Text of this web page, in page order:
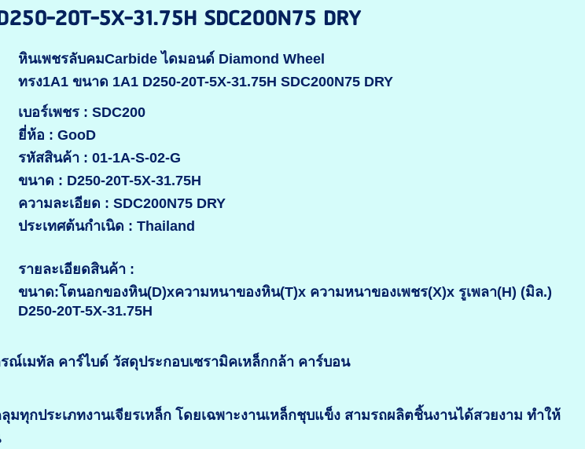
20T-5X-31.75H SDC200N75 DRY
หินเพชรลับคมCarbide ไดมอนด์ Diamond Wheel
ทรง1A1 ขนาด 1A1 D250-20T-5X-31.75H SDC200N75 DRY
เบอร์เพชร : SDC200
ยี่ห้อ : GooD
รหัสสินค้า : 01-1A-S-02-G
ขนาด : D250-20T-5X-31.75H
ความละเอียด : SDC200N75 DRY
ประเทศต้นกำเนิด : Thailand
รายละเอียดสินค้า :
ขนาด:โตนอกของหิน(D)xความหนาของหิน(T)x ความหนาของเพชร(X)x รูเพลา(H) (มิล.)
D250-20T-5X-31.75H
ณ์เมทัล คาร์ไบด์ วัสดุประกอบเซรามิคเหล็กกล้า คาร์บอน
มทุกประเภทงานเจียรเหล็ก โดยเฉพาะงานเหล็กชุบแข็ง สามรถผลิตชิ้นงานได้สวยงาม ทำให้